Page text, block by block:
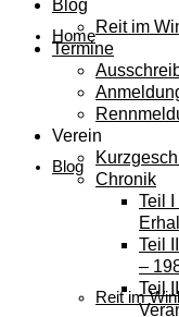
Home
Blog
Reit im
Blog
Reit im
Termine
Verein
Chronik
Teil
Teil
–
Teil